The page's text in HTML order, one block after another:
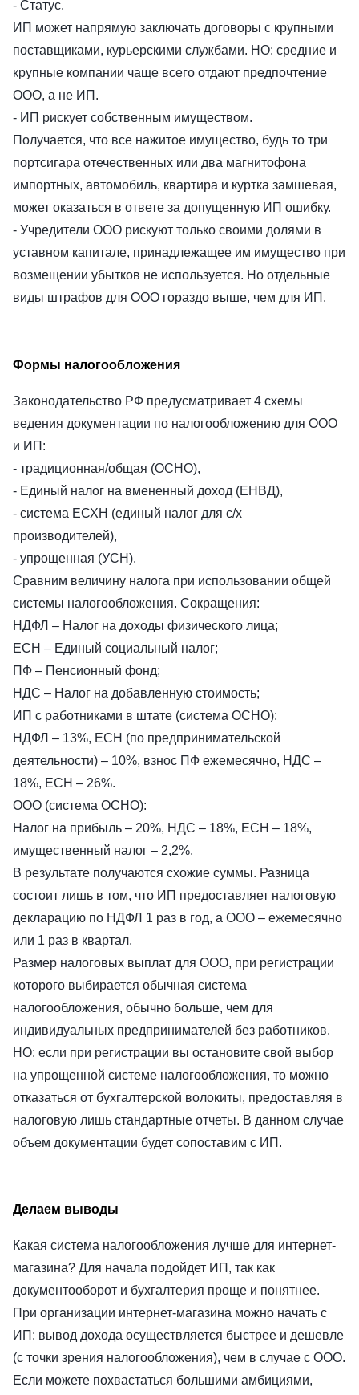
- Статус.
ИП может напрямую заключать договоры с крупными
поставщиками, курьерскими службами. НО: средние и
крупные компании чаще всего отдают предпочтение
ООО, а не ИП.
- ИП рискует собственным имуществом.
Получается, что все нажитое имущество, будь то три
портсигара отечественных или два магнитофона
импортных, автомобиль, квартира и куртка замшевая,
может оказаться в ответе за допущенную ИП ошибку.
- Учредители ООО рискуют только своими долями в
уставном капитале, принадлежащее им имущество при
возмещении убытков не используется. Но отдельные
виды штрафов для ООО гораздо выше, чем для ИП.
Формы налогообложения
Законодательство РФ предусматривает 4 схемы
ведения документации по налогообложению для ООО
и ИП:
- традиционная/общая (ОСНО),
- Единый налог на вмененный доход (ЕНВД),
- система ЕСХН (единый налог для с/х
производителей),
- упрощенная (УСН).
Сравним величину налога при использовании общей
системы налогообложения. Сокращения:
НДФЛ – Налог на доходы физического лица;
ЕСН – Единый социальный налог;
ПФ – Пенсионный фонд;
НДС – Налог на добавленную стоимость;
ИП с работниками в штате (система ОСНО):
НДФЛ – 13%, ЕСН (по предпринимательской
деятельности) – 10%, взнос ПФ ежемесячно, НДС –
18%, ЕСН – 26%.
ООО (система ОСНО):
Налог на прибыль – 20%, НДС – 18%, ЕСН – 18%,
имущественный налог – 2,2%.
В результате получаются схожие суммы. Разница
состоит лишь в том, что ИП предоставляет налоговую
декларацию по НДФЛ 1 раз в год, а ООО – ежемесячно
или 1 раз в квартал.
Размер налоговых выплат для ООО, при регистрации
которого выбирается обычная система
налогообложения, обычно больше, чем для
индивидуальных предпринимателей без работников.
НО: если при регистрации вы остановите свой выбор
на упрощенной системе налогообложения, то можно
отказаться от бухгалтерской волокиты, предоставляя в
налоговую лишь стандартные отчеты. В данном случае
объем документации будет сопоставим с ИП.
Делаем выводы
Какая система налогообложения лучше для интернет-
магазина? Для начала подойдет ИП, так как
документооборот и бухгалтерия проще и понятнее.
При организации интернет-магазина можно начать с
ИП: вывод дохода осуществляется быстрее и дешевле
(с точки зрения налогообложения), чем в случае с ООО.
Если можете похвастаться большими амбициями,